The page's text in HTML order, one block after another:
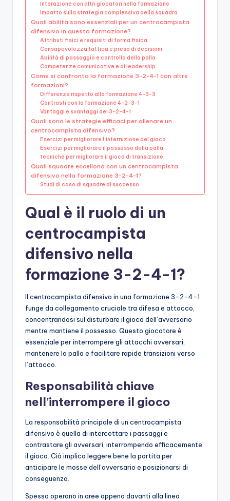
Interazione con altri giocatori nella formazione
Impatto sulla strategia complessiva della squadra
Quali abilità sono essenziali per un centrocampista
difensivo in questa formazione?
Attributi fisici e requisiti di forma fisica
Consapevolezza tattica e presa di decisioni
Abilità di passaggio e controllo della palla
Competenze comunicative e di leadership
Come si confronta la formazione 3-2-4-1 con altre
formazioni?
Differenze rispetto alla formazione 4-3-3
Contrasti con la formazione 4-2-3-1
Vantaggi e svantaggi del 3-2-4-1
Quali sono le strategie efficaci per allenare un
centrocampista difensivo?
Esercizi per migliorare l’interruzione del gioco
Esercizi per migliorare il possesso della palla
tecniche per migliorare il gioco di transizione
Quali squadre eccellono con un centrocampista
difensivo nella formazione 3-2-4-1?
Studi di caso di squadre di successo
Qual è il ruolo di un
centrocampista
difensivo nella
formazione 3-2-4-1?
Il centrocampista difensivo in una formazione 3-2-4-1
funge da collegamento cruciale tra difesa e attacco,
concentrandosi sul disturbare il gioco dell’avversario
mentre mantiene il possesso. Questo giocatore è
essenziale per interrompere gli attacchi avversari,
mantenere la palla e facilitare rapide transizioni verso
l’attacco.
Responsabilità chiave
nell’interrompere il gioco
La responsabilità principale di un centrocampista
difensivo è quella di intercettare i passaggi e
contrastare gli avversari, interrompendo efficacemente
il gioco. Ciò implica leggere bene la partita per
anticipare le mosse dell’avversario e posizionarsi di
conseguenza.
Spesso operano in aree appena davanti alla linea